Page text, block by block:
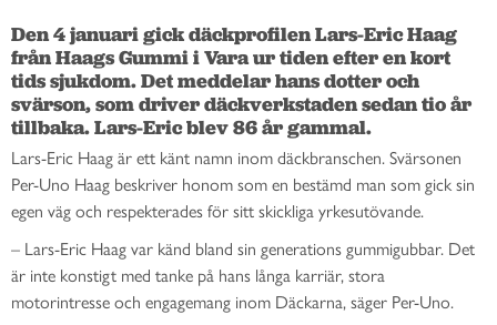
Den 4 januari gick däckprofilen Lars-Eric Haag
från Haags Gummi i Vara ur tiden efter en kort
tids sjukdom. Det meddelar hans dotter och
svärson, som driver däckverkstaden sedan tio år
tillbaka. Lars-Eric blev 86 år gammal.
Lars-Eric Haag är ett känt namn inom däckbranschen. Svärsonen
Per-Uno Haag beskriver honom som en bestämd man som gick sin
egen väg och respekterades för sitt skickliga yrkesutövande.
– Lars-Eric Haag var känd bland sin generations gummigubbar. Det
är inte konstigt med tanke på hans långa karriär, stora
motorintresse och engagemang inom Däckarna, säger Per-Uno.